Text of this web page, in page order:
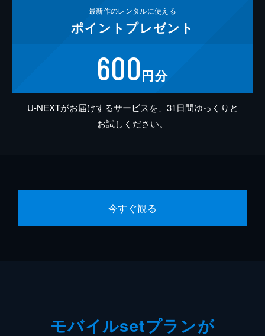
最新作のレンタルに使える
ポイント プレゼント
600円分
U-NEXTがお届けするサービスを、31日間ゆっくりと
お試しください。
今すぐ観る
モバイルsetプランが